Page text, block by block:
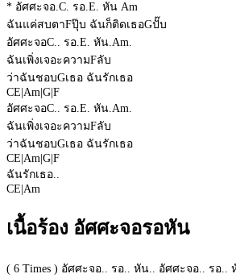
* อัศศะจอ.C. รอ.E. หัน Am
ฉันแค่สบตาFปุ๊บ ฉันก็ติดเธอGปั๊บ
อัศศะจอC.. รอ.E. หัน.Am.
ฉันเพิ่งเจอะความFลับ
ว่าฉันชอบGเธอ ฉันรักเธอ
CE Am G F
อัศศะจอC.. รอ.E. หัน.Am.
ฉันเพิ่งเจอะความFลับ
ว่าฉันชอบGเธอ ฉันรักเธอ
CE Am G F
ฉันรักเธอ..
CE Am
เนื้อร้อง อัศศะจอรอหัน
( 6 Times ) อัศศะจอ.. รอ.. หัน.. อัศศะจอ.. รอ..